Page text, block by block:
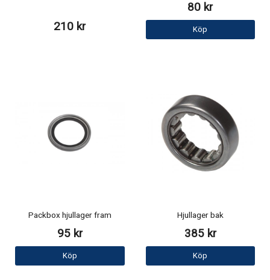
210 kr
80 kr
Köp
Packbox hjullager fram
95 kr
Köp
Hjullager bak
385 kr
Köp